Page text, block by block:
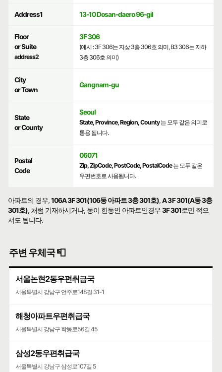
Address1 13-10 Dosan-daero 96-gil
Floor
or Suite
address2
3F 306
(예시 : 3F 306는 지상 3층 306호 의미, B3 306는 지하
3층 306호 의미)
City
or Town
Gangnam-gu
State
or County
Seoul
State, Province, Region, County는 모두 같은 의미로
통용 됩니다.
Postal
Code
06071
Zip, ZipCode, PostCode, PostalCode는 모두 같은
우편번호로 사용됩니다.
아파트의 경우,106A 3F 301(106동 아파트 3층 301호),A 3F 301(A동 3층
301호), 처럼 기재하시거나, 동이 한동인 아파트인경우3F 301로만 적으
셔도 됩니다.
주변 우체국 📮
서울논현2동우편취급국
서울특별시 강남구 언주로148길 31-1
해청아파트우편취급국
서울특별시 강남구 학동로56길 45
삼성2동우편취급국
서울특별시 강남구 삼성로107길 5